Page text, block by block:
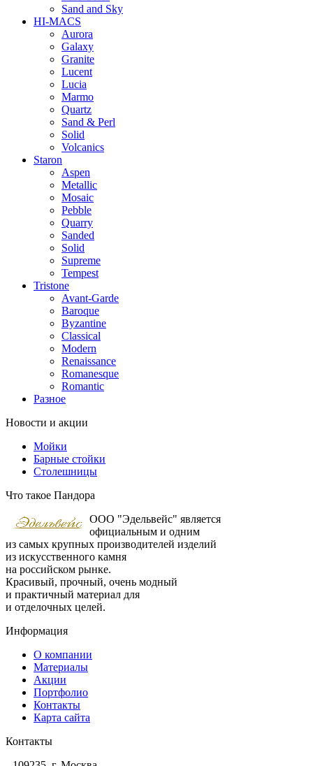
Sand and Sky
HI-MACS
Aurora
Galaxy
Granite
Lucent
Lucia
Marmo
Quartz
Sand & Perl
Solid
Volcanics
Staron
Aspen
Metallic
Mosaic
Pebble
Quarry
Sanded
Solid
Supreme
Tempest
Tristone
Avant-Garde
Baroque
Byzantine
Classical
Modern
Renaissance
Romanesque
Romantic
Разное
Новости и акции
Мойки
Барные стойки
Столешницы
Что такое Пандора
ООО "Эдельвейс" является
официальным и одним
из самых крупных производителей изделий
из искусственного камня
на российском рынке.
Красивый, прочный, очень модный
и практичный материал для
и отделочных целей.
Информация
О компании
Материалы
Акции
Портфолио
Контакты
Карта сайта
Контакты